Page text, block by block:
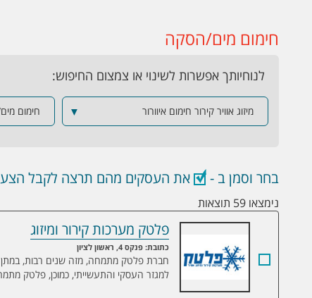
חימום מים/הסקה
לנוחיותך אפשרות לשינוי או צמצום החיפוש:
מיזוג אוויר קירור חימום איוורור ▼ חימום
בחר וסמן ב - את העסקים מהם תרצה לקבל
נימצאו 59 תוצאות
פלטק מערכות קירור ומיזוג
פלטק מערכות קירור ומיזוג
כתובת: פנקס 4, ראשון לציון
חברת פלטק מתמחה, מזה שנים רבות, במתן
למגזר העסקי והתעשייתי, כמוכן, פלטק